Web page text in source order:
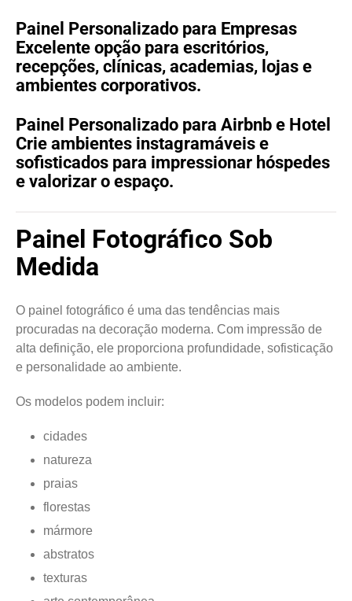
Painel Personalizado para Empresas
Excelente opção para escritórios,
recepções, clínicas, academias, lojas e
ambientes corporativos.
Painel Personalizado para Airbnb e Hotel
Crie ambientes instagramáveis e
sofisticados para impressionar hóspedes
e valorizar o espaço.
Painel Fotográfico Sob
Medida
O painel fotográfico é uma das tendências mais
procuradas na decoração moderna. Com impressão de
alta definição, ele proporciona profundidade, sofisticação
e personalidade ao ambiente.
Os modelos podem incluir:
cidades
natureza
praias
florestas
mármore
abstratos
texturas